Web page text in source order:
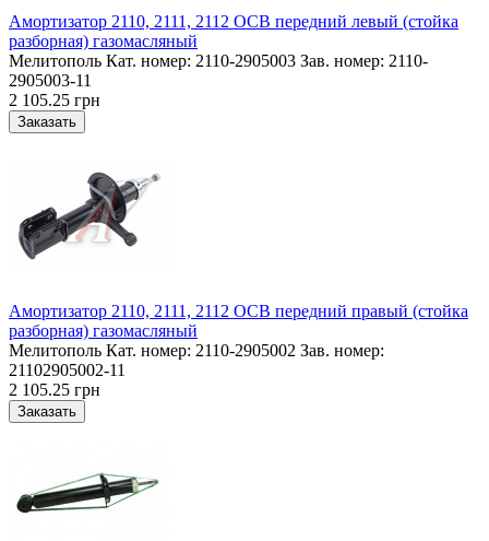
Амортизатор 2110, 2111, 2112 ОСВ передний левый (стойка
разборная) газомасляный
Мелитополь Кат. номер: 2110-2905003 Зав. номер: 2110-
2905003-11
2 105.25 грн
Амортизатор 2110, 2111, 2112 ОСВ передний правый (стойка
разборная) газомасляный
Мелитополь Кат. номер: 2110-2905002 Зав. номер:
21102905002-11
2 105.25 грн